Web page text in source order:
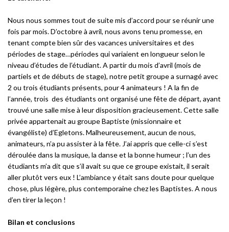
Nous nous sommes tout de suite mis d’accord pour se réunir une
fois par mois. D’octobre à avril, nous avons tenu promesse, en
tenant compte bien sûr des vacances universitaires et des
périodes de stage…périodes qui variaient en longueur selon le
niveau d’études de l’étudiant. A partir du mois d’avril (mois de
partiels et de débuts de stage), notre petit groupe a surnagé avec
2 ou trois étudiants présents, pour 4 animateurs ! A la fin de
l’année, trois des étudiants ont organisé une fête de départ, ayant
trouvé une salle mise à leur disposition gracieusement. Cette salle
privée appartenait au groupe Baptiste (missionnaire et
évangéliste) d’Egletons. Malheureusement, aucun de nous,
animateurs, n’a pu assister à la fête. J’ai appris que celle-ci s’est
déroulée dans la musique, la danse et la bonne humeur ; l’un des
étudiants m’a dit que s’il avait su que ce groupe existait, il serait
aller plutôt vers eux ! L’ambiance y était sans doute pour quelque
chose, plus légère, plus contemporaine chez les Baptistes. A nous
d’en tirer la leçon !
Bilan et conclusions